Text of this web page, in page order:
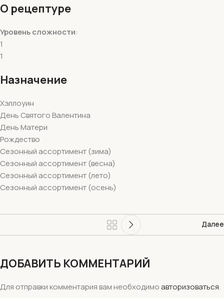
О рецептуре
Уровень сложности:
1
1
Назначение
Хэллоуин
День Святого Валентина
День Матери
Рождество
Сезонный ассортимент (зима)
Сезонный ассортимент (весна)
Сезонный ассортимент (лето)
Сезонный ассортимент (осень)
Далее
ДОБАВИТЬ КОММЕНТАРИЙ
Для отправки комментария вам необходимоавторизоваться.